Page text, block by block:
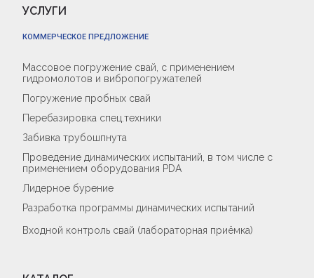
УСЛУГИ
КОММЕРЧЕСКОЕ ПРЕДЛОЖЕНИЕ
Массовое погружение свай, с применением
гидромолотов и вибропогружателей
Погружение пробных свай
Перебазировка спец.техники
Забивка трубошпнута
Проведение динамических испытаний, в том числе с
применением оборудования PDA
Лидерное бурение
Разработка программы динамических испытаний
Входной контроль свай (лабораторная приёмка)